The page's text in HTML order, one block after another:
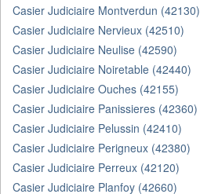
Casier Judiciaire Montverdun (42130)
Casier Judiciaire Nervieux (42510)
Casier Judiciaire Neulise (42590)
Casier Judiciaire Noiretable (42440)
Casier Judiciaire Ouches (42155)
Casier Judiciaire Panissieres (42360)
Casier Judiciaire Pelussin (42410)
Casier Judiciaire Perigneux (42380)
Casier Judiciaire Perreux (42120)
Casier Judiciaire Planfoy (42660)